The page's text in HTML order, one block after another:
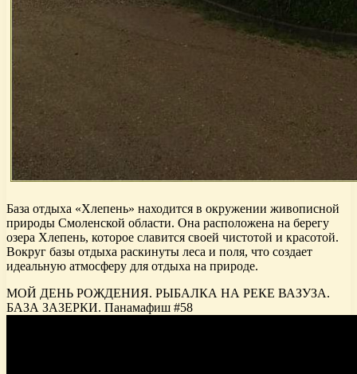
База отдыха «Хлепень» находится в окружении живописной
природы Смоленской области. Она расположена на берегу
озера Хлепень, которое славится своей чистотой и красотой.
Вокруг базы отдыха раскинуты леса и поля, что создает
идеальную атмосферу для отдыха на природе.
МОЙ ДЕНЬ РОЖДЕНИЯ. РЫБАЛКА НА РЕКЕ ВАЗУЗА.
БАЗА ЗАЗЕРКИ. Панамафиш #58